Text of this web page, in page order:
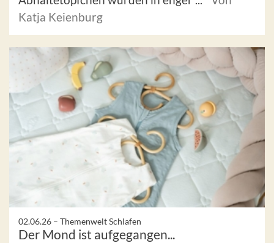
Katja Keienburg
02.06.26 – Themenwelt Schlafen
Der Mond ist aufgegangen...